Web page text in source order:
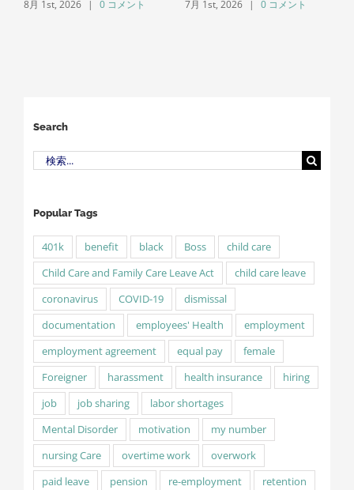
8月 1st, 2026 | 0 コメント 7月 1st, 2026 | 0 コメント
Search
Popular Tags
401k benefit black Boss
child care
Child Care and Family Care Leave Act
child care leave
coronavirus
COVID-19
dismissal
documentation
employees' Health
employment
employment agreement
equal pay
female
Foreigner
harassment health insurance
hiring
job
job sharing
labor shortages
Mental Disorder
motivation
my number
nursing Care
overtime work
overwork
paid leave
pension re-employment
retention